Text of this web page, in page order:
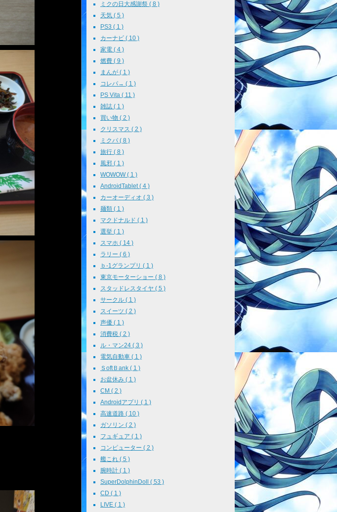
ミクの日大感謝祭 ( 8 )
天気 ( 5 )
PS3 ( 1 )
カーナビ ( 10 )
家電 ( 4 )
燃費 ( 9 )
まんが ( 1 )
コレパ→ ( 1 )
PS Vita ( 11 )
雑誌 ( 1 )
買い物 ( 2 )
クリスマス ( 2 )
ミクパ ( 8 )
旅行 ( 8 )
風邪 ( 1 )
WOWOW ( 1 )
AndroidTablet ( 4 )
カーオーディオ ( 3 )
麺類 ( 1 )
マクドナルド ( 1 )
選挙 ( 1 )
スマホ ( 14 )
ラリー ( 6 )
ｂ-1グランプリ ( 1 )
東京モーターショー ( 8 )
スタッドレスタイヤ ( 5 )
サークル ( 1 )
スイーツ ( 2 )
声優 ( 1 )
消費税 ( 2 )
ル・マン24 ( 3 )
電気自動車 ( 1 )
ＳoftＢank ( 1 )
お盆休み ( 1 )
CM ( 2 )
Androidアプリ ( 1 )
高速道路 ( 10 )
ガソリン ( 2 )
フュギュア ( 1 )
コンピューター ( 2 )
艦これ ( 5 )
腕時計 ( 1 )
SuperDolphinDoll ( 53 )
CD ( 1 )
LIVE ( 1 )